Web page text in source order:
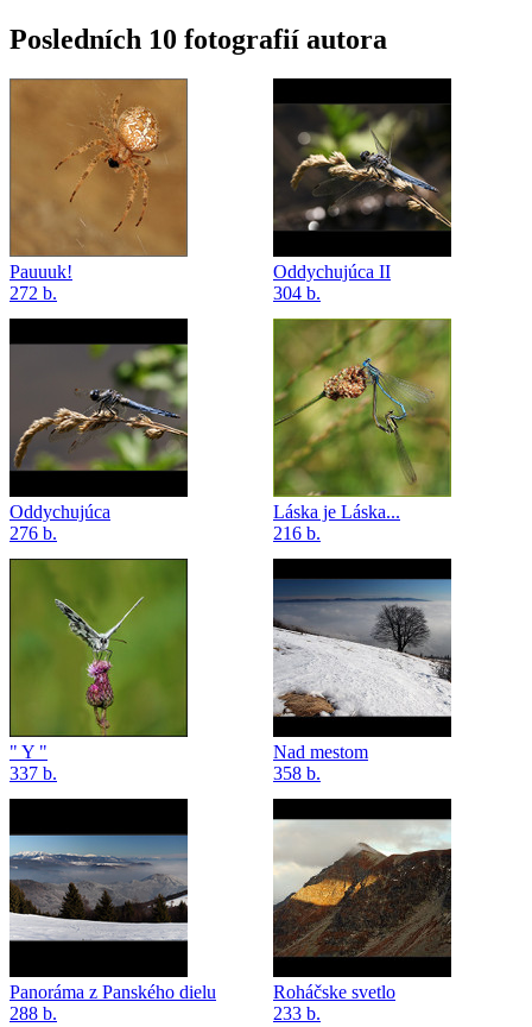
Posledních 10 fotografií autora
Pauuuk!
272 b.
Oddychujúca II
304 b.
Oddychujúca
276 b.
Láska je Láska...
216 b.
" Y "
337 b.
Nad mestom
358 b.
Panoráma z Panského dielu
288 b.
Roháčske svetlo
233 b.